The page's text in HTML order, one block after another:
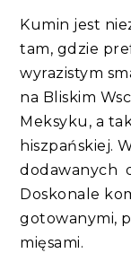
Kumin jest
tam, gdzie
wyrazistym
na Bliskim
Meksyku, a
hiszpańskiej.
dodawanych
Doskonale
gotowanymi,
mięsami.